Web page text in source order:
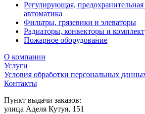
Регулирующая, предохранительная
автоматика
Фильтры, грязевики и элеваторы
Радиаторы, конвекторы и
Пожарное оборудование
О компании
Услуги
Условия обработки персональных
Контакты
Пункт выдачи заказов:
​улица Аделя Кутуя, 151